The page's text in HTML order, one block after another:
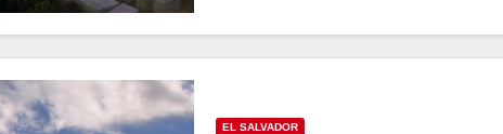
EL SALVADOR